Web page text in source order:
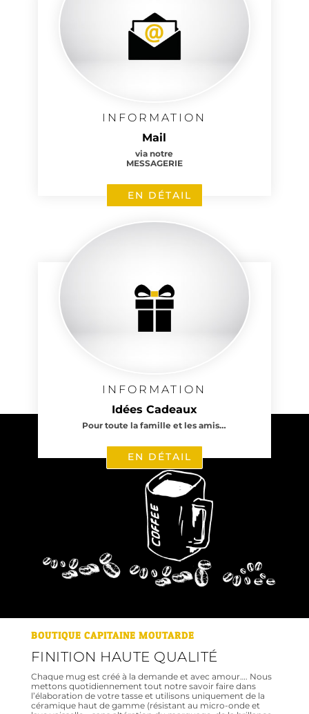
INFORMATION
Mail
via notre
MESSAGERIE
EN DÉTAIL
INFORMATION
Idées Cadeaux
Pour toute la famille et les amis…
EN DÉTAIL
BOUTIQUE CAPITAINE MOUTARDE
FINITION HAUTE QUALITÉ
Chaque mug est créé à la demande et avec amour…. Nous
mettons quotidiennement tout notre savoir faire dans
l’élaboration de votre tasse et utilisons uniquement de la
céramique haut de gamme (résistant au micro-onde et